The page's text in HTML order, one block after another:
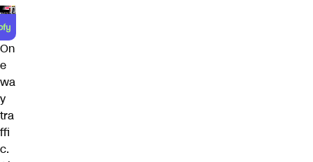
On
e
wa
y
tra
ffi
c.